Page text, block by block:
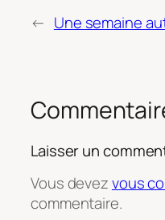
← Une semaine
Laisser un
Vous devezvous
commentaire.